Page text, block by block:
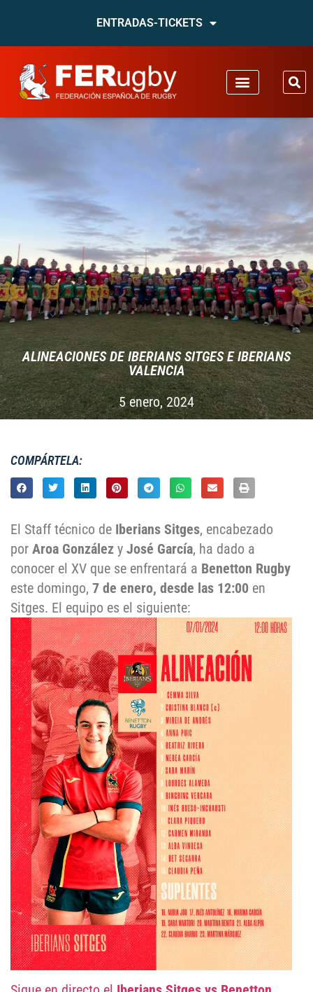
ENTRADAS-TICKETS
ALINEACIONES DE IBERIANS SITGES E IBERIANS
VALENCIA
5 enero, 2024
COMPÁRTELA:
El Staff técnico de Iberians Sitges, encabezado
por Aroa González y José García, ha dado a
conocer el XV que se enfrentará a Benetton Rugby
este domingo, 7 de enero, desde las 12:00 en
Sitges. El equipo es el siguiente: